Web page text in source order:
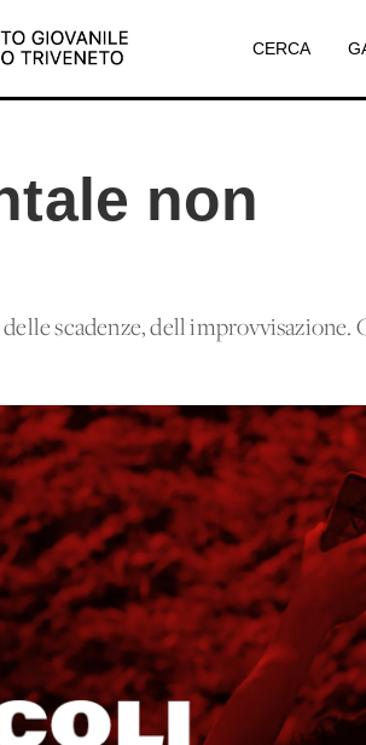
CERCA
non
scadenze, dell'improvvisazione.